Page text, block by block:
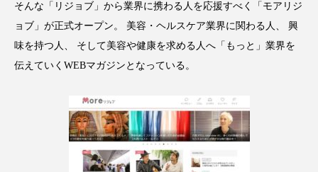
スマートウォッチ スマートパッチ
スマートリング セーフプレイス セラミド
ソーシャルウェルネス ソーシャルコマース
タンパク質 ディープクレンジング
そんな「リジョブ」から業界に携わる人を応援すべく「モアリジ
ョブ」が正式オープン。 美容・ヘルスケア業界に関わる人、 興
味を持つ人、 そして美容や健康を求める人へ「もっと」業界を
伝えていくWEBマガジンとなっている。